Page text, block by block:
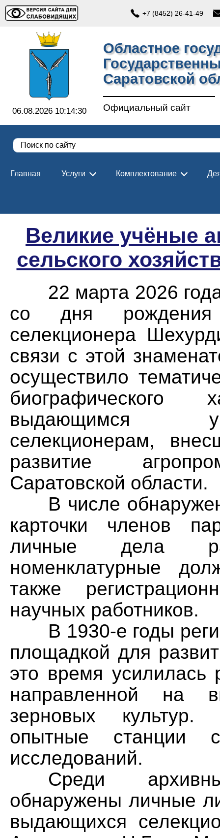
+7 (8452) 26-41-49
06.08.2026 10:14:32
Областное
Саратовской
Официальный сайт
Главная Услуги Комплектование
Великие учёные
сельского
22 марта 2026 года
со дня рождения
селекционера
связи с этой
осуществило
биографического
выдающимся
селекционерам,
развитие
Саратовской области.
В числе
карточки членов
личные дела
номенклатурные
также
научных работников.
В 1930-е годы
площадкой для
это время усилилась
направленной на
зерновых
опытные станции
исследований.
Среди
обнаружены личные
выдающихся